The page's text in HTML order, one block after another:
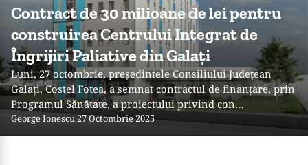
Contract de 30 milioane de lei pentru
construirea Centrului Integrat de
Îngrijiri Paliative din Galați
Luni, 27 octombrie, președintele Consiliului Județean
Galați, Costel Fotea, a semnat contractul de finanțare, prin
Programul Sănătate, a proiectului privind con…
George Ionescu·27 Octombrie 2025